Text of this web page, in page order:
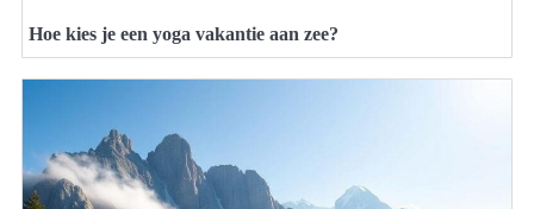
Hoe kies je een yoga vakantie aan zee?